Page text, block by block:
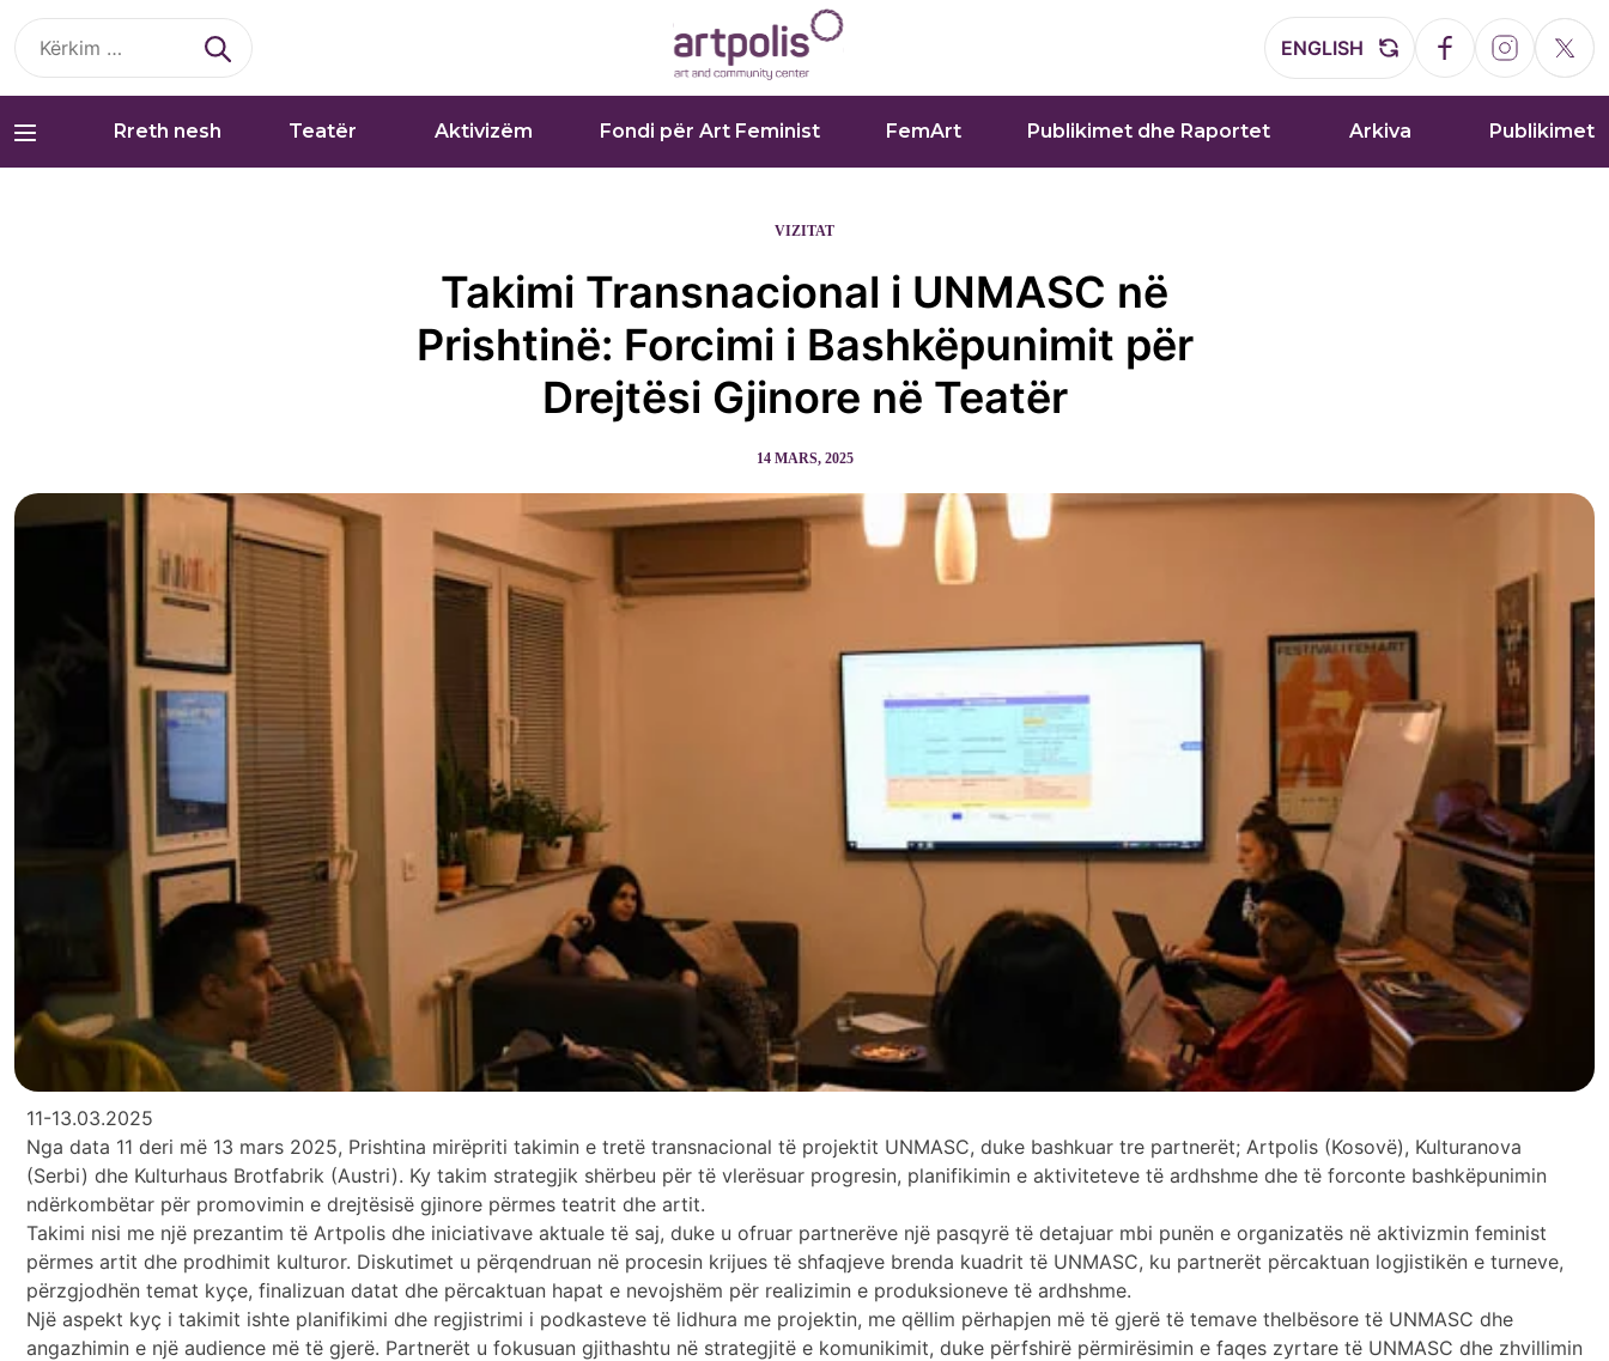
Kërko
për:
ENGLISH
Rreth nesh Teatër Aktivizëm Fondi për Art Feminist FemArt Publikimet dhe Raportet Arkiva Publikimet
VIZITAT
Takimi Transnacional i UNMASC në
Prishtinë: Forcimi i Bashkëpunimit për
Drejtësi Gjinore në Teatër
14 MARS, 2025
11-13.03.2025
Nga data 11 deri më 13 mars 2025, Prishtina mirëpriti takimin e tretë transnacional të projektit UNMASC, duke bashkuar tre partnerët; Artpolis (Kosovë), Kulturanova
(Serbi) dhe Kulturhaus Brotfabrik (Austri). Ky takim strategjik shërbeu për të vlerësuar progresin, planifikimin e aktiviteteve të ardhshme dhe të forconte bashkëpunimin
ndërkombëtar për promovimin e drejtësisë gjinore përmes teatrit dhe artit.
Takimi nisi me një prezantim të Artpolis dhe iniciativave aktuale të saj, duke u ofruar partnerëve një pasqyrë të detajuar mbi punën e organizatës në aktivizmin feminist
përmes artit dhe prodhimit kulturor. Diskutimet u përqendruan në procesin krijues të shfaqjeve brenda kuadrit të UNMASC, ku partnerët përcaktuan logjistikën e turneve,
përzgjodhën temat kyçe, finalizuan datat dhe përcaktuan hapat e nevojshëm për realizimin e produksioneve të ardhshme.
Një aspekt kyç i takimit ishte planifikimi dhe regjistrimi i podkasteve të lidhura me projektin, me qëllim përhapjen më të gjerë të temave thelbësore të UNMASC dhe
angazhimin e një audience më të gjerë. Partnerët u fokusuan gjithashtu në strategjitë e komunikimit, duke përfshirë përmirësimin e faqes zyrtare të UNMASC dhe zhvillimin